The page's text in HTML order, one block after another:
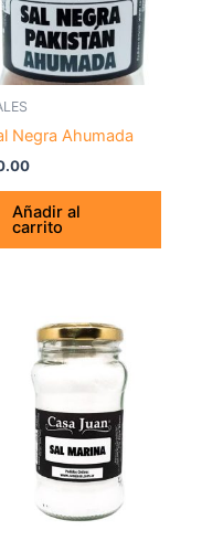
Negra Ahumada
Añadir al
carrito